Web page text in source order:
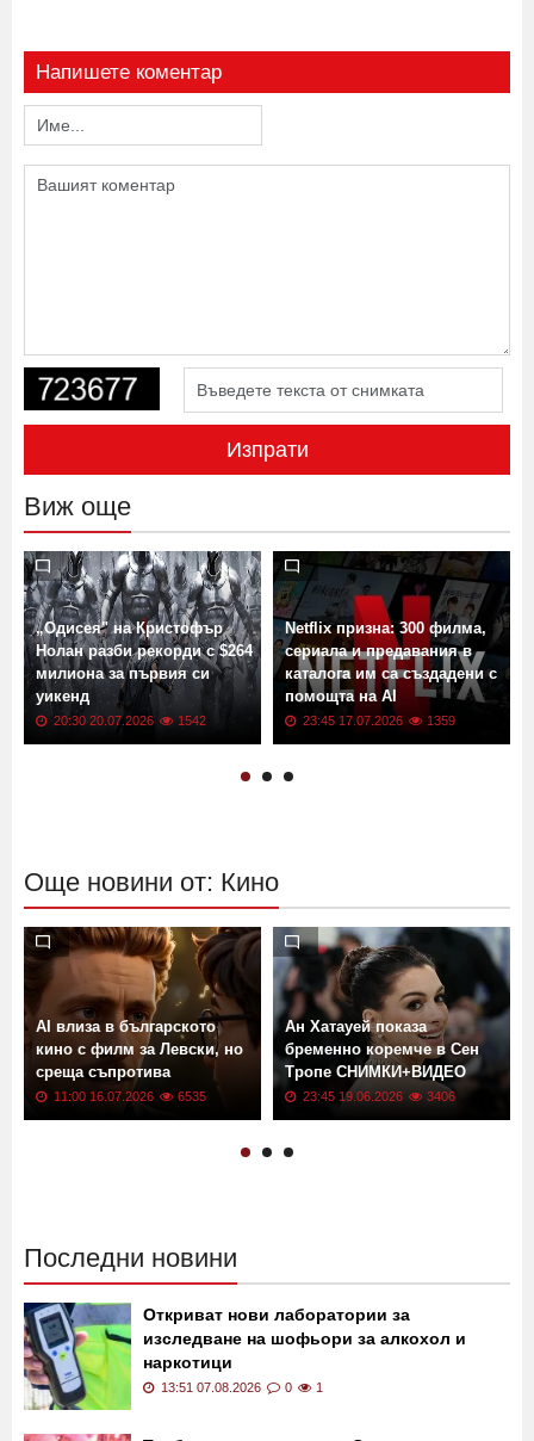
Напишете коментар
Изпрати
Виж още
„Одисея" на Кристофър
Нолан разби рекорди с $264
милиона за първия си
уикенд
20:30 20.07.2026 1542
Netflix призна: 300 филма,
сериала и предавания в
каталога им са създадени с
помощта на AI
23:45 17.07.2026 1359
Още новини от: Кино
AI влиза в българското
кино с филм за Левски, но
среща съпротива
11:00 16.07.2026 6535
Ан Хатауей показа
бременно коремче в Сен
Тропе СНИМКИ+ВИДЕО
23:45 19.06.2026 3406
Последни новини
Откриват нови лаборатории за
изследване на шофьори за алкохол и
наркотици
13:51 07.08.2026 0 1